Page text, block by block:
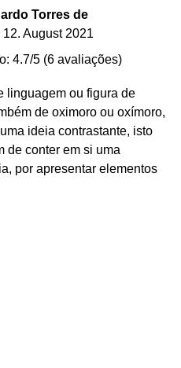
Torres de
August 2021
4.7/5 (6 avaliações)
linguagem ou figura de
de oximoro ou oxímoro,
ideia contrastante, isto
de conter em si uma
por apresentar elementos